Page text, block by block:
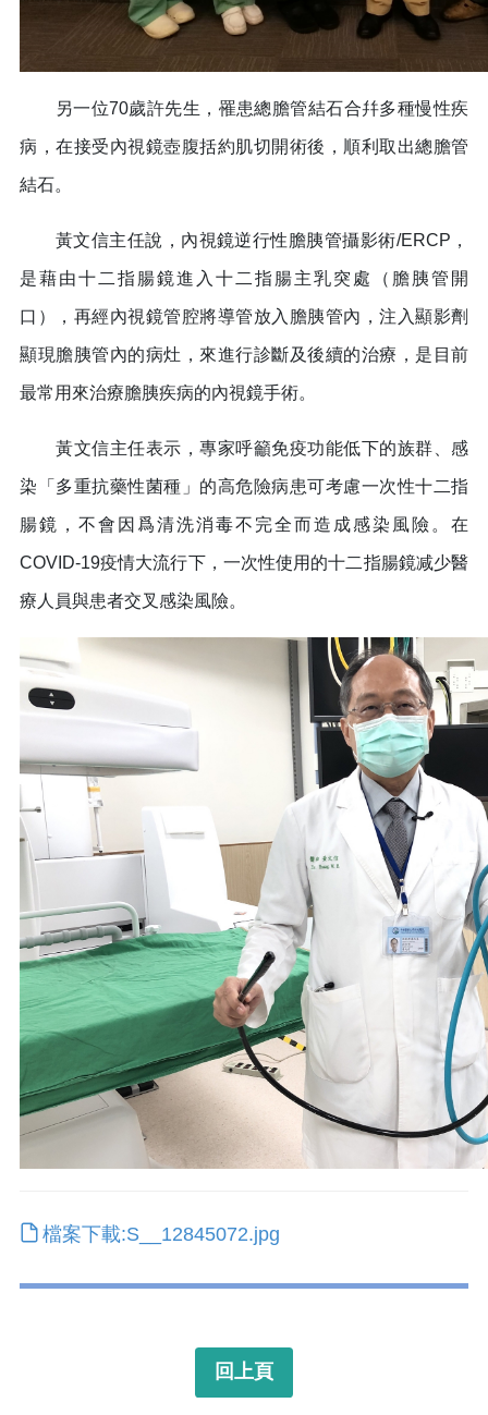
另一位70歲許先生，罹患總膽管結石合幷多種慢性疾
病，在接受內視鏡壺腹括約肌切開術後，順利取出總膽管
結石。
黃文信主任說，內視鏡逆行性膽胰管攝影術/ERCP，
是藉由十二指腸鏡進入十二指腸主乳突處（膽胰管開
口），再經內視鏡管腔將導管放入膽胰管內，注入顯影劑
顯現膽胰管內的病灶，來進行診斷及後續的治療，是目前
最常用來治療膽胰疾病的內視鏡手術。
黃文信主任表示，專家呼籲免疫功能低下的族群、感
染「多重抗藥性菌種」的高危險病患可考慮一次性十二指
腸鏡，不會因爲清洗消毒不完全而造成感染風險。在
COVID-19疫情大流行下，一次性使用的十二指腸鏡减少醫
療人員與患者交叉感染風險。
檔案下載:S__12845072.jpg
回上頁